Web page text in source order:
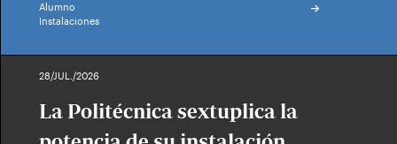
Alumno
Instalaciones
28/JUL./2026
La Politécnica sextuplica la